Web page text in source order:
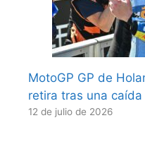
MotoGP GP de
retira tras una caída
12 de julio de 2026